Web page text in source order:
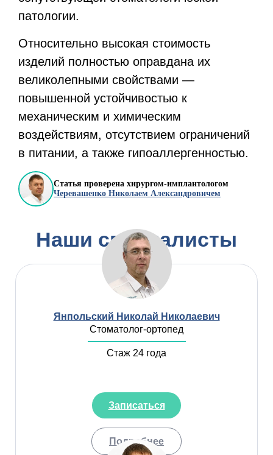
патологии.
Относительно высокая стоимость
изделий полностью оправдана их
великолепными свойствами —
повышенной устойчивостью к
механическим и химическим
воздействиям, отсутствием ограничений
в питании, а также гипоаллергенностью.
Статья проверена хирургом-имплантологом
Черевашенко Николаем Александровичем
Наши специалисты
Янпольский Николай Николаевич
Стоматолог-ортопед
Стаж 24 года
Подробнее
Записаться